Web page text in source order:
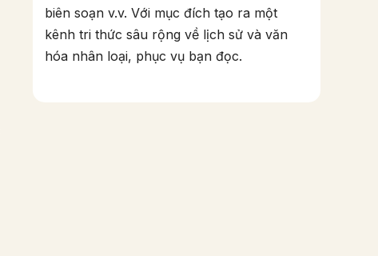
biên soạn v.v. Với mục đích tạo ra một
kênh tri thức sâu rộng về lịch sử và văn
hóa nhân loại, phục vụ bạn đọc.